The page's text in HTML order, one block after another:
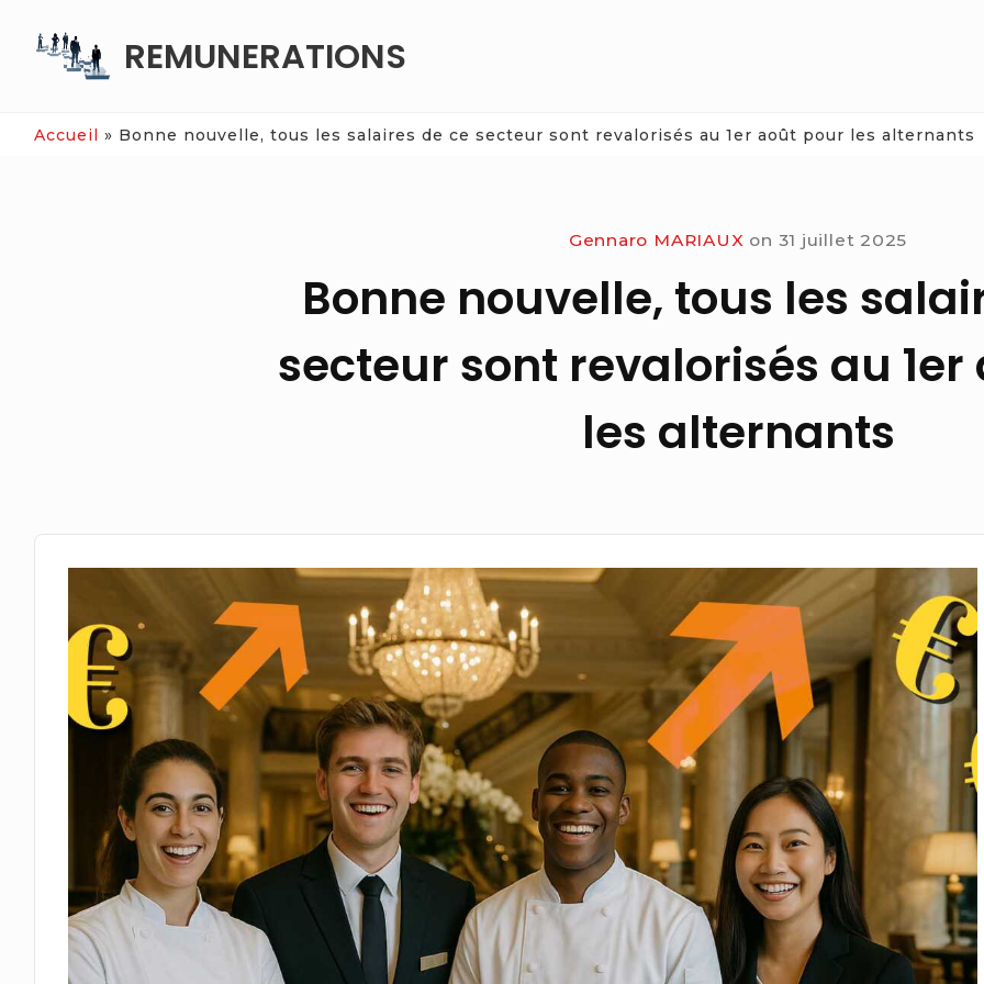
REMUNERATIONS
Accueil » Bonne nouvelle, tous les salaires de ce secteur sont revalorisés au 1er août pour les alternants
Gennaro MARIAUX on 31 juillet 2025
Bonne nouvelle, tous les
secteur sont revalorisés au
les alternants